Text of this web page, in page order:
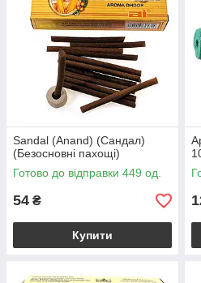
Sandal (Anand) (Сандал)
(Безосновні пахощі)
Готово до відправки 449 од.
54 ₴
Купити